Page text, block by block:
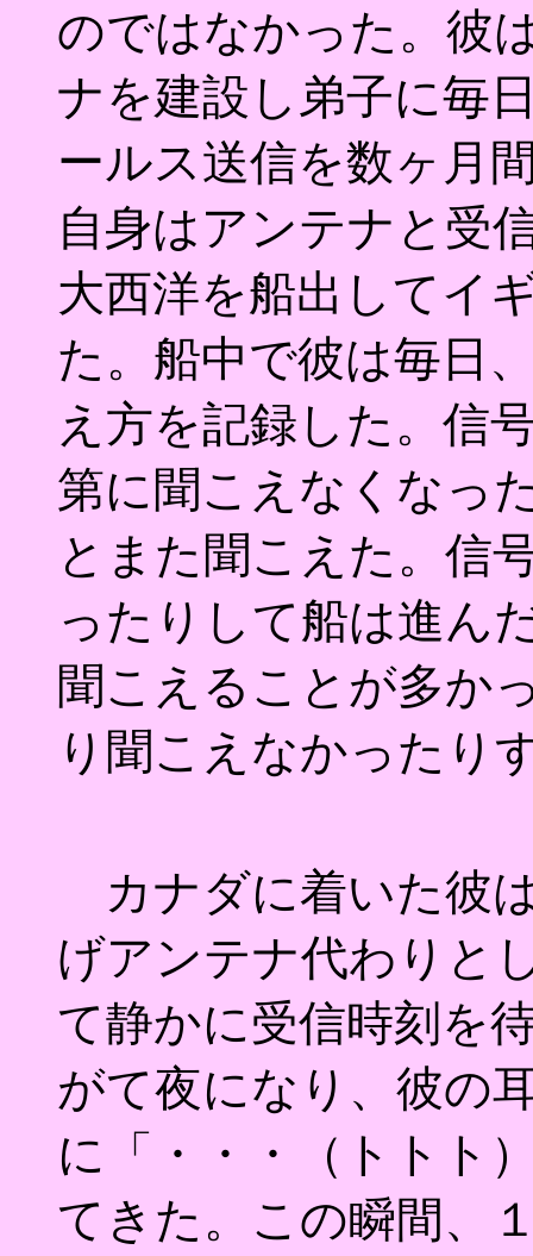
のではなかった。彼
ナを建設し弟子に毎
ールス送信を数ヶ月
自身はアンテナと受
大西洋を船出してイ
た。船中で彼は毎日
え方を記録した。信
第に聞こえなくなっ
とまた聞こえた。信
ったりして船は進ん
聞こえることが多か
り聞こえなかったり
カナダに着いた彼
げアンテナ代わりと
て静かに受信時刻を
がて夜になり、彼の
に「・・・（トトト
てきた。この瞬間、